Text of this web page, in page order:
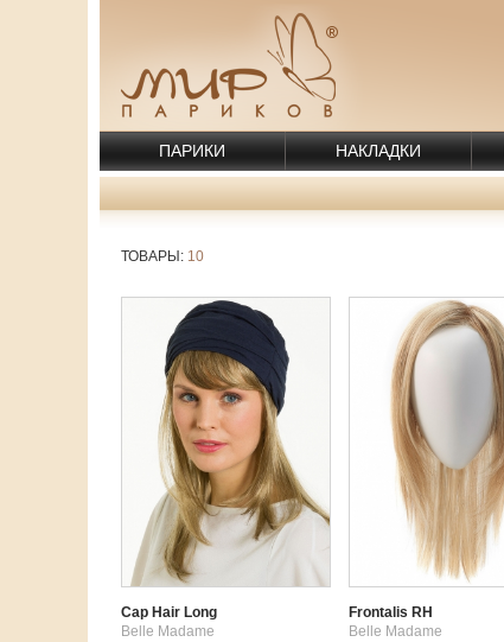
ПАРИКИ НАКЛАДКИ
ТОВАРЫ: 10
Cap Hair Long
Belle Madame
Frontalis RH
Belle Madame